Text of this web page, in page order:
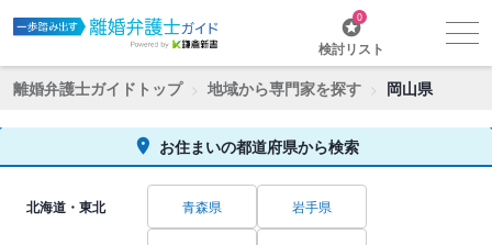
0
検討リスト
離婚弁護士ガイドトップ 地域から専門家を探す 岡山県
お住まいの都道府県から検索
北海道・東北 青森県 岩手県